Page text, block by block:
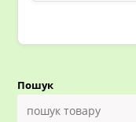
Пошук